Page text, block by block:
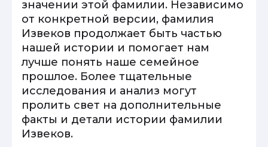
значении этой фамилии. Независимо
от конкретной версии, фамилия
Извеков продолжает быть частью
нашей истории и помогает нам
лучше понять наше семейное
прошлое. Более тщательные
исследования и анализ могут
пролить свет на дополнительные
факты и детали истории фамилии
Извеков.